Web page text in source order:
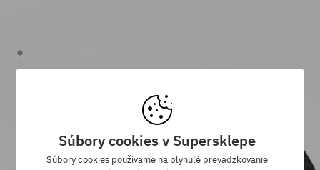
Súbory cookies v Supersklepe
Súbory cookies používame na plynulé prevádzkovanie